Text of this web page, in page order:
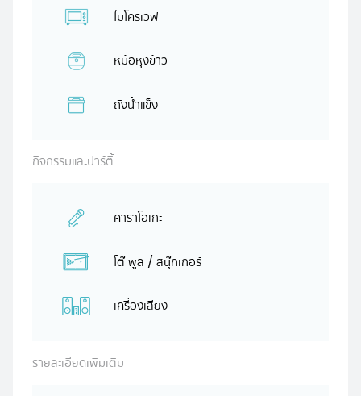
ไมโครเวฟ
หม้อหุงข้าว
ถังน้ำแข็ง
กิจกรรมและปาร์ตี้
คาราโอเกะ
โต๊ะพูล / สนุ๊กเกอร์
เครื่องเสียง
รายละเอียดเพิ่มเติม